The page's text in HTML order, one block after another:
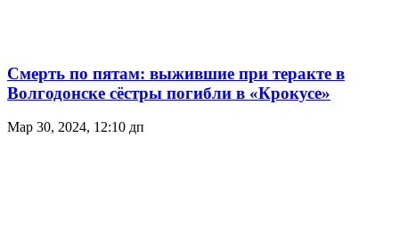
Смерть по пятам: выжившие при теракте в
Волгодонске сёстры погибли в «Крокусе»
Мар 30, 2024, 12:10 дп